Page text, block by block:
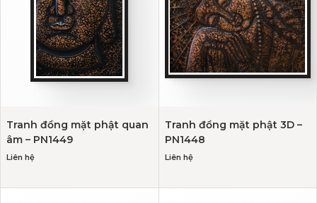
Tranh đồng mặt phật quan
âm – PN1449
Liên hệ
Tranh đồng mặt phật 3D –
PN1448
Liên hệ